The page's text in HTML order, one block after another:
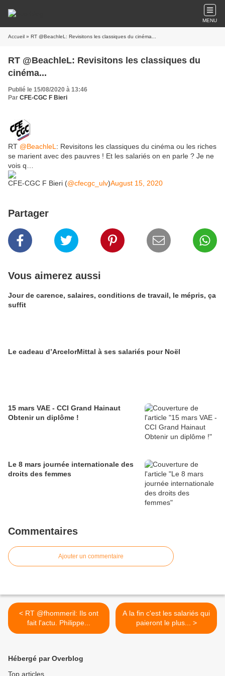
MENU
Accueil » RT @BeachleL: Revisitons les classiques du cinéma...
RT @BeachleL: Revisitons les classiques du
cinéma...
Publié le 15/08/2020 à 13:46
Par CFE-CGC F Bieri
RT @BeachleL : Revisitons les classiques du cinéma ou les riches
se marient avec des pauvres ! Et les salariés on en parle ? Je ne
vois q…
CFE-CGC F Bieri (@cfecgc_ulv)August 15, 2020
Partager
Vous aimerez aussi
Jour de carence, salaires, conditions de travail, le mépris, ça
suffit
Le cadeau d’ArcelorMittal à ses salariés pour Noël
15 mars VAE - CCI Grand Hainaut
Obtenir un diplôme !
Le 8 mars journée internationale des
droits des femmes
Commentaires
Ajouter un commentaire
< RT @fhommeril: Ils ont
fait l'actu. Philippe...
A la fin c'est les salariés qui
paieront le plus... >
Hébergé par Overblog
Top articles